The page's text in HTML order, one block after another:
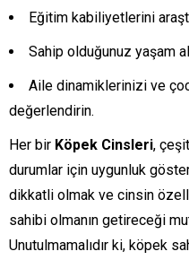
Eğitim kabiliyetlerini
Sahip olduğunuz yaşam
Aile dinamiklerinizi ve
değerlendirin.
Her bir Köpek Cinsleri,
durumlar için uygunluk
dikkatli olmak ve cinsin
sahibi olmanın getireceği
Unutulmamalıdır ki, köpek